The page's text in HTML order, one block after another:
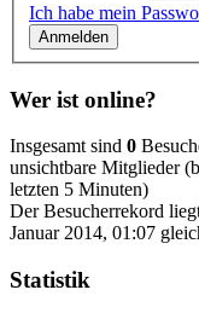
Ich habe mein
Wer ist online?
Insgesamt sind 0
unsichtbare Mitglieder
letzten 5 Minuten)
Der Besucherrekord
Januar 2014, 01:07
Statistik